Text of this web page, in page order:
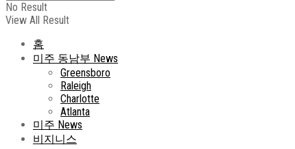
No Result
View All Result
홈
미주 동남부 News
Greensboro
Raleigh
Charlotte
Atlanta
미주 News
비지니스